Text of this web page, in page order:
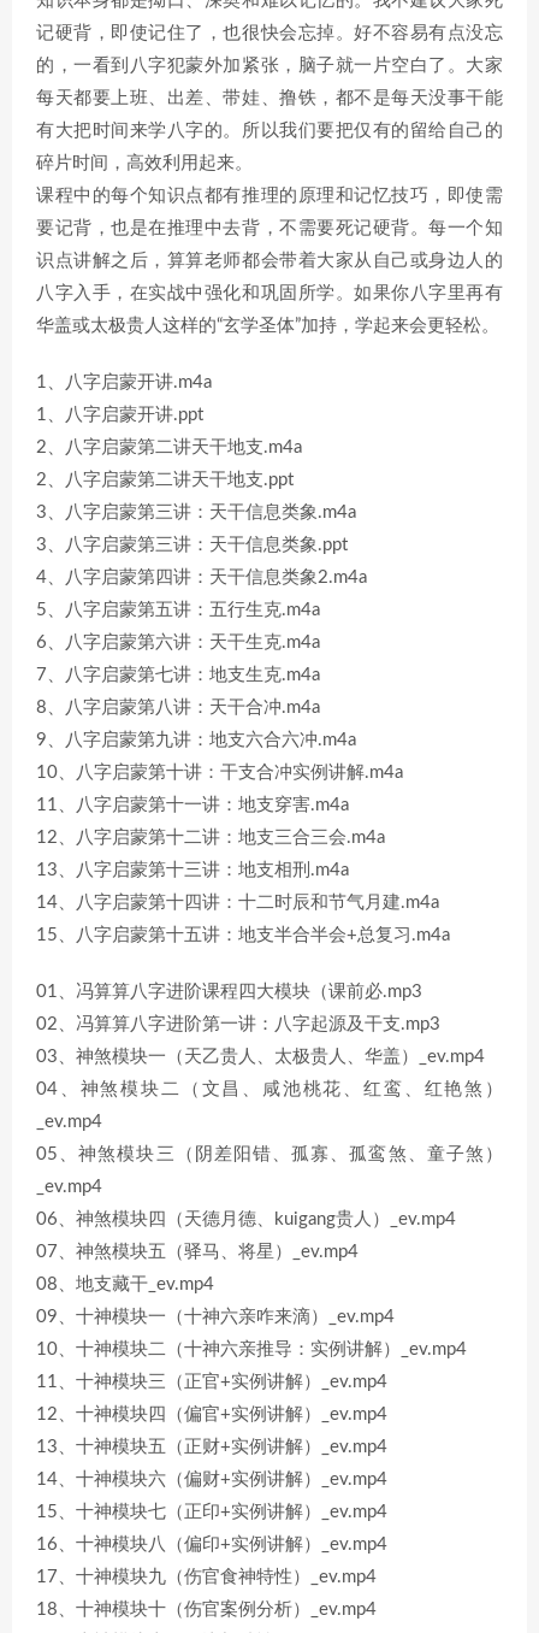
记硬背，即使记住了，也很快会忘掉。好不容易有点没忘
的，一看到八字犯蒙外加紧张，脑子就一片空白了。大家
每天都要上班、出差、带娃、撸铁，都不是每天没事干能
有大把时间来学八字的。所以我们要把仅有的留给自己的
碎片时间，高效利用起来。
课程中的每个知识点都有推理的原理和记忆技巧，即使需
要记背，也是在推理中去背，不需要死记硬背。每一个知
识点讲解之后，算算老师都会带着大家从自己或身边人的
八字入手，在实战中强化和巩固所学。如果你八字里再有
华盖或太极贵人这样的“玄学圣体”加持，学起来会更轻松。
1、八字启蒙开讲.m4a
1、八字启蒙开讲.ppt
2、八字启蒙第二讲天干地支.m4a
2、八字启蒙第二讲天干地支.ppt
3、八字启蒙第三讲：天干信息类象.m4a
3、八字启蒙第三讲：天干信息类象.ppt
4、八字启蒙第四讲：天干信息类象2.m4a
5、八字启蒙第五讲：五行生克.m4a
6、八字启蒙第六讲：天干生克.m4a
7、八字启蒙第七讲：地支生克.m4a
8、八字启蒙第八讲：天干合冲.m4a
9、八字启蒙第九讲：地支六合六冲.m4a
10、八字启蒙第十讲：干支合冲实例讲解.m4a
11、八字启蒙第十一讲：地支穿害.m4a
12、八字启蒙第十二讲：地支三合三会.m4a
13、八字启蒙第十三讲：地支相刑.m4a
14、八字启蒙第十四讲：十二时辰和节气月建.m4a
15、八字启蒙第十五讲：地支半合半会+总复习.m4a
01、冯算算八字进阶课程四大模块（课前必.mp3
02、冯算算八字进阶第一讲：八字起源及干支.mp3
03、神煞模块一（天乙贵人、太极贵人、华盖）_ev.mp4
04、神煞模块二（文昌、咸池桃花、红鸾、红艳煞）
_ev.mp4
05、神煞模块三（阴差阳错、孤寡、孤鸾煞、童子煞）
_ev.mp4
06、神煞模块四（天德月德、kuigang贵人）_ev.mp4
07、神煞模块五（驿马、将星）_ev.mp4
08、地支藏干_ev.mp4
09、十神模块一（十神六亲咋来滴）_ev.mp4
10、十神模块二（十神六亲推导：实例讲解）_ev.mp4
11、十神模块三（正官+实例讲解）_ev.mp4
12、十神模块四（偏官+实例讲解）_ev.mp4
13、十神模块五（正财+实例讲解）_ev.mp4
14、十神模块六（偏财+实例讲解）_ev.mp4
15、十神模块七（正印+实例讲解）_ev.mp4
16、十神模块八（偏印+实例讲解）_ev.mp4
17、十神模块九（伤官食神特性）_ev.mp4
18、十神模块十（伤官案例分析）_ev.mp4